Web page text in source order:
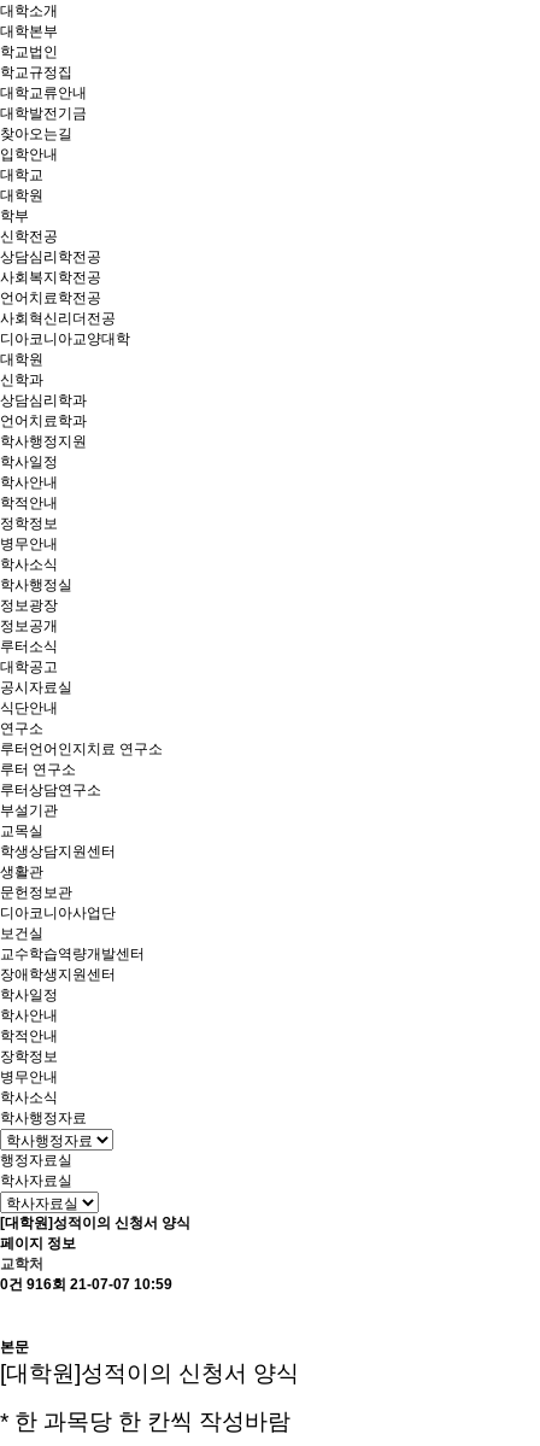
대학소개
대학본부
학교법인
학교규정집
대학교류안내
대학발전기금
찾아오는길
입학안내
대학교
대학원
학부
신학전공
상담심리학전공
사회복지학전공
언어치료학전공
사회혁신리더전공
디아코니아교양대학
대학원
신학과
상담심리학과
언어치료학과
학사행정지원
학사일정
학사안내
학적안내
정학정보
병무안내
학사소식
학사행정실
정보광장
정보공개
루터소식
대학공고
공시자료실
식단안내
연구소
루터언어인지치료 연구소
루터 연구소
루터상담연구소
부설기관
교목실
학생상담지원센터
생활관
문헌정보관
디아코니아사업단
보건실
교수학습역량개발센터
장애학생지원센터
학사일정
학사안내
학적안내
장학정보
병무안내
학사소식
학사행정자료
행정자료실
학사자료실
[대학원]성적이의 신청서 양식
페이지 정보
교학처
0건 916회 21-07-07 10:59
본문
[대학원]성적이의 신청서 양식
* 한 과목당 한 칸씩 작성바람